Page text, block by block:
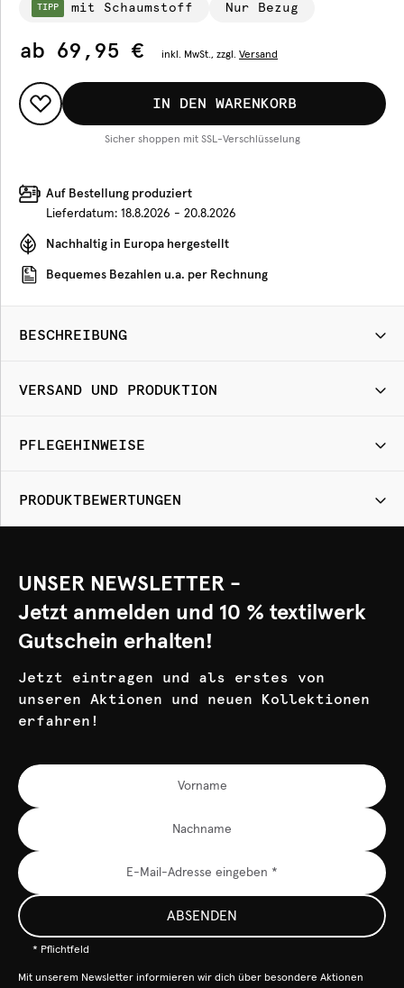
TIPP mit Schaumstoff Nur Bezug
ab 69,95 € inkl. MwSt., zzgl. Versand
IN DEN WARENKORB
Sicher shoppen mit SSL-Verschlüsselung
Auf Bestellung produziert
Lieferdatum: 18.8.2026 - 20.8.2026
Nachhaltig in Europa hergestellt
Bequemes Bezahlen u.a. per Rechnung
BESCHREIBUNG
VERSAND UND PRODUKTION
PFLEGEHINWEISE
PRODUKTBEWERTUNGEN
UNSER NEWSLETTER -
Jetzt anmelden und 10 % textilwerk
Gutschein erhalten!
Jetzt eintragen und als erstes von
unseren Aktionen und neuen Kollektionen
erfahren!
ABSENDEN
* Pflichtfeld
Mit unserem Newsletter informieren wir dich über besondere Aktionen